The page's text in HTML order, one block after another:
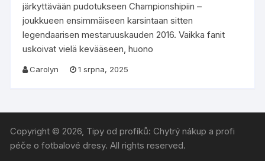
järkyttävään pudotukseen Championshipiin –
joukkueen ensimmäiseen karsintaan sitten
legendaarisen mestaruuskauden 2016. Vaikka fanit
uskoivat vielä kevääseen, huono
Carolyn 1 srpna, 2025
Copyright © 2026, Tipy od profíků: Chytrý nákup a profi
péče o fotbalové dresy. All rights reserved.